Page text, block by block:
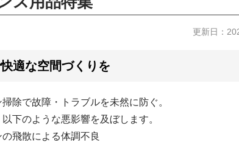
更新日：
適な空間づくりを
除で故障・トラブルを未然に防ぐ。
下のような悪影響を及ぼします。
飛散による体調不良